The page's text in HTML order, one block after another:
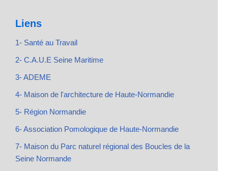
Liens
1- Santé au Travail
2- C.A.U.E Seine Maritime
3- ADEME
4- Maison de l'architecture de Haute-Normandie
5- Région Normandie
6- Association Pomologique de Haute-Normandie
7- Maison du Parc naturel régional des Boucles de la
Seine Normande